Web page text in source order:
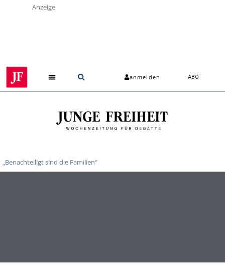
Anzeige
anmelden ABO
„Benachteiligt sind die Familien“